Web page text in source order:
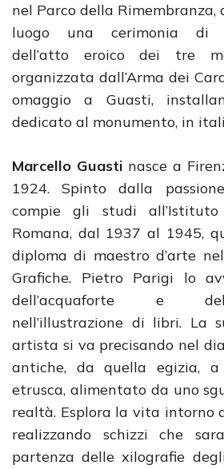
nel Parco della Rimembranza,
luogo una cerimonia di
dell’atto eroico dei tre
organizzata dall’Arma dei
omaggio a Guasti,
dedicato al monumento, in
Marcello Guasti nasce a
1924. Spinto dalla
compie gli studi
Romana, dal 1937 al 1945,
diploma di maestro d’arte
Grafiche. Pietro Parigi lo
dell’acquaforte e
nell’illustrazione di libri. La
artista si va precisando nel
antiche, da quella egizia,
etrusca, alimentato da uno
realtà. Esplora la vita intorno
realizzando schizzi che
partenza delle xilografie